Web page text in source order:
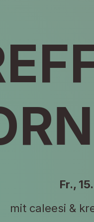
Fr.,
mit caleesi &